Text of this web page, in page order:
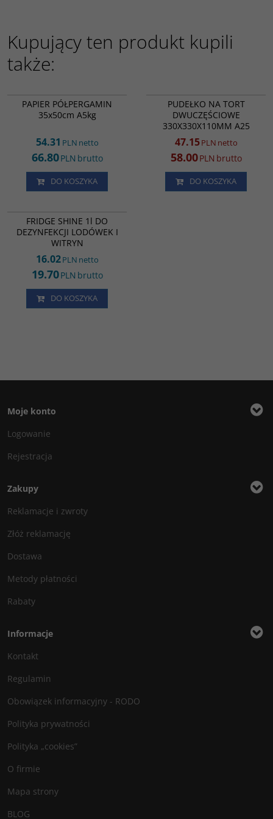
Kupujący ten produkt kupili
także:
PAPIER PÓŁPERGAMIN
35x50cm A5kg
54.31 PLN netto
66.80PLN brutto
DO KOSZYKA
PROMOCJA
PUDEŁKO NA TORT
DWUCZĘŚCIOWE
330X330X110MM A25
47.15PLN netto
58.00PLN brutto
DO KOSZYKA
FRIDGE SHINE 1l DO
DEZYNFEKCJI LODÓWEK I
WITRYN
16.02PLN netto
19.70PLN brutto
DO KOSZYKA
Moje konto
Logowanie
Rejestracja
Zakupy
Reklamacje i zwroty
Złóż reklamację
Dostawa
Metody płatności
Rabaty
Informacje
Kontakt
Regulamin
Obowiązek informacyjny - RODO
Polityka prywatności
Polityka „cookies”
O firmie
Mapa strony
BLOG